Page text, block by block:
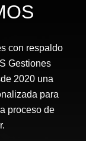
con respaldo
Gestiones
2020 una
para
proceso de